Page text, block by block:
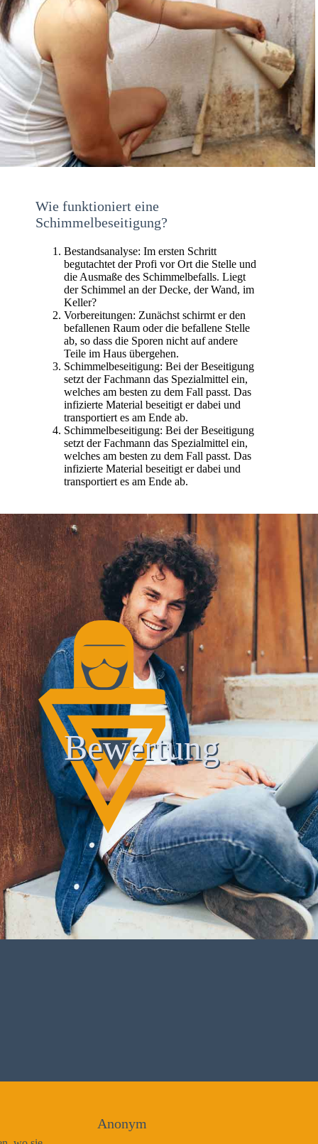
Wie funktioniert eine
Schimmelbeseitigung?
Bestandsanalyse: Im ersten Schritt
begutachtet der Profi vor Ort die Stelle und
die Ausmaße des Schimmelbefalls. Liegt
der Schimmel an der Decke, der Wand, im
Keller?
Vorbereitungen: Zunächst schirmt er den
befallenen Raum oder die befallene Stelle
ab, so dass die Sporen nicht auf andere
Teile im Haus übergehen.
Schimmelbeseitigung: Bei der Beseitigung
setzt der Fachmann das Spezialmittel ein,
welches am besten zu dem Fall passt. Das
infizierte Material beseitigt er dabei und
transportiert es am Ende ab.
Schimmelbeseitigung: Bei der Beseitigung
setzt der Fachmann das Spezialmittel ein,
welches am besten zu dem Fall passt. Das
infizierte Material beseitigt er dabei und
transportiert es am Ende ab.
Bewertung